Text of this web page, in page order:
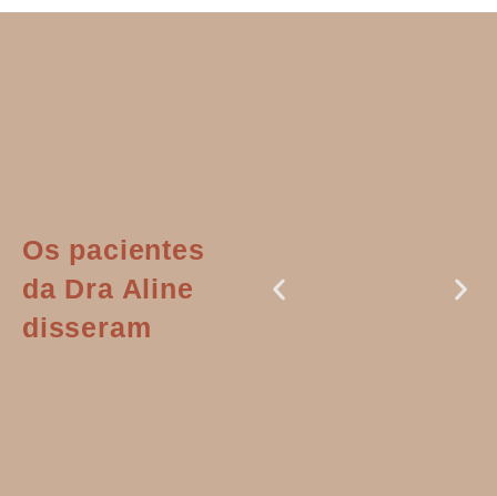
Os pacientes
da Dra Aline
disseram